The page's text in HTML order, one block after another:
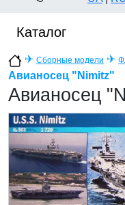
Каталог
✈ Сборные модели ✈
Авианосец "Nimitz"
Авианосец